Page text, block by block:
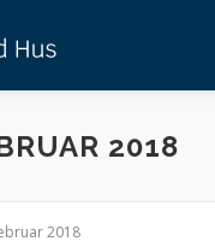
2018
2018